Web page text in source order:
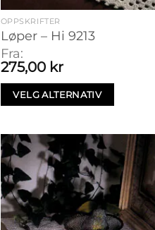
OPPSKRIFTER
Løper – Hi 9213
Fra:
275,00 kr
VELG ALTERNATIV